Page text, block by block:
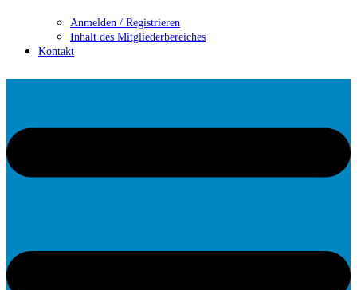
Anmelden / Registrieren
Inhalt des Mitgliederbereiches
Kontakt